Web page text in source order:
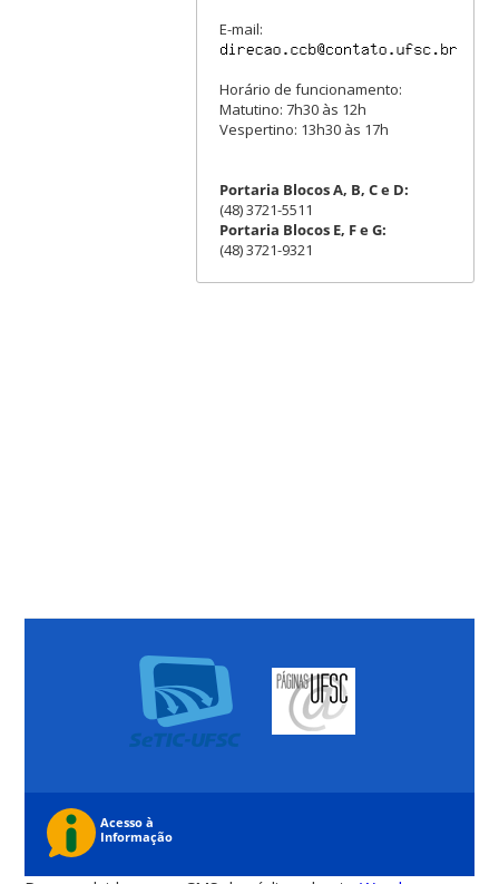
E-mail:
Horário de funcionamento:
Matutino: 7h30 às 12h
Vespertino: 13h30 às 17h
Portaria Blocos A, B, C e D:
(48) 3721-5511
Portaria Blocos E, F e G:
(48) 3721-9321